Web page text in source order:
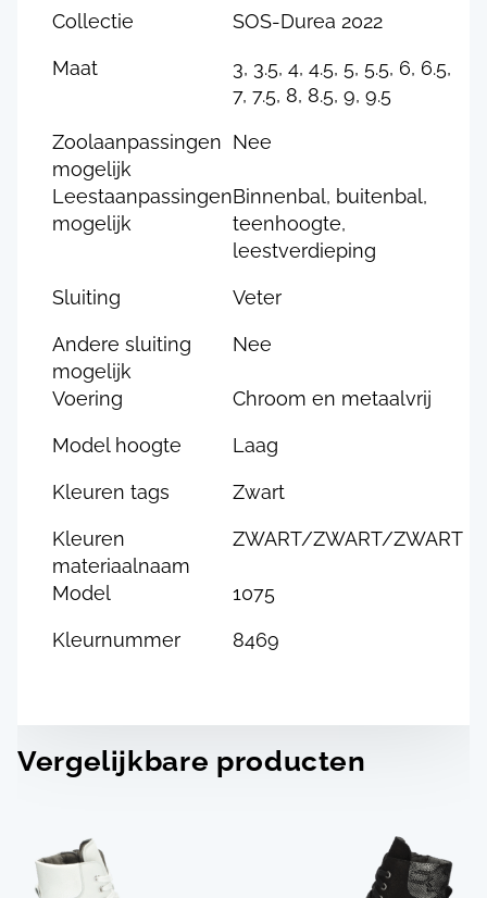
Collectie SOS-Durea 2022
Maat
3, 3.5, 4, 4.5, 5, 5.5, 6, 6.5,
7, 7.5, 8, 8.5, 9, 9.5
Zoolaanpassingen
mogelijk
Nee
Leestaanpassingen
mogelijk
Binnenbal, buitenbal,
teenhoogte,
leestverdieping
Sluiting Veter
Andere sluiting
mogelijk
Nee
Voering Chroom en metaalvrij
Model hoogte Laag
Kleuren tags Zwart
Kleuren
materiaalnaam
ZWART/ZWART/ZWART
Model 1075
Kleurnummer 8469
Vergelijkbare producten